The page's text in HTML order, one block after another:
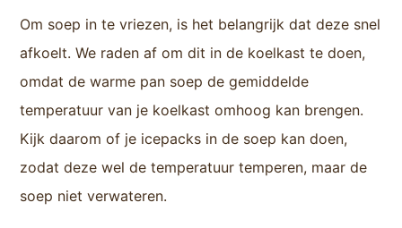
Om soep in te vriezen, is het belangrijk dat deze snel
afkoelt. We raden af om dit in de koelkast te doen,
omdat de warme pan soep de gemiddelde
temperatuur van je koelkast omhoog kan brengen.
Kijk daarom of je icepacks in de soep kan doen,
zodat deze wel de temperatuur temperen, maar de
soep niet verwateren.